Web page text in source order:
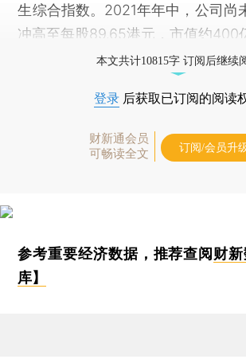
生综合指数。2021年年中，公司尚
冲高至每股89.65港元，市值约400
本文共计10815字 订阅后继续
登录 后获取已订阅的阅读
财新通会员
可畅读全文
订阅/会员升
参考重要经济数据，推荐查阅 财
库】